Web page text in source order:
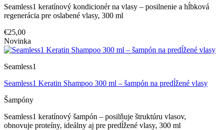
Seamless1 keratínový kondicionér na vlasy – posilnenie a hĺbková
regenerácia pre oslabené vlasy, 300 ml
€25,00
Novinka
Seamless1
Seamless1 Keratin Shampoo 300 ml – šampón na predĺžené vlasy
Šampóny
Seamless1 keratínový šampón – posilňuje štruktúru vlasov,
obnovuje proteíny, ideálny aj pre predĺžené vlasy, 300 ml